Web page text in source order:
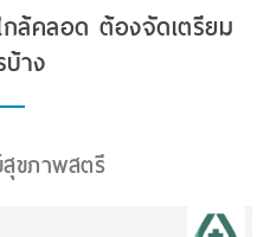
ล้คลอด ต้องจัดเตรียม
บ้าง
ขภาพสตรี